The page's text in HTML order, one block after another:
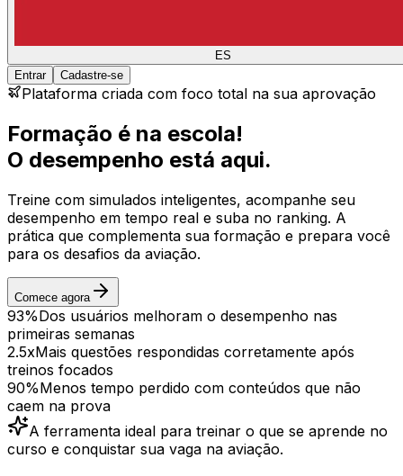
ES
Entrar
Cadastre-se
Plataforma criada com foco total na sua aprovação
Formação é na escola!
O desempenho está aqui.
Treine com simulados inteligentes, acompanhe seu
desempenho em tempo real e suba no ranking. A
prática que complementa sua formação e prepara você
para os desafios da aviação.
Comece agora
93%Dos usuários melhoram o desempenho nas
primeiras semanas
2.5xMais questões respondidas corretamente após
treinos focados
90%Menos tempo perdido com conteúdos que não
caem na prova
A ferramenta ideal para treinar o que se aprende no
curso e conquistar sua vaga na aviação.